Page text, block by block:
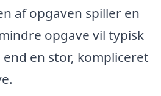
af opgaven spiller en
opgave vil typisk
en stor, kompliceret